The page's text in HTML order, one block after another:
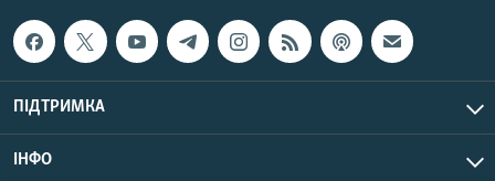
ПІДТРИМКА
ІНФО